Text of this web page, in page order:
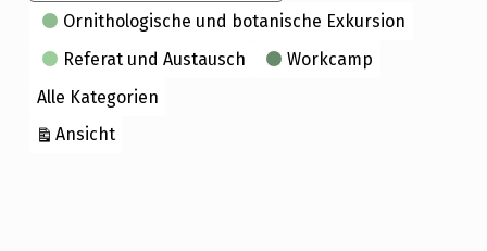
Ornithologische und botanische Exkursion
Referat und Austausch
Workcamp
Alle Kategorien
Ansichtausdrucken